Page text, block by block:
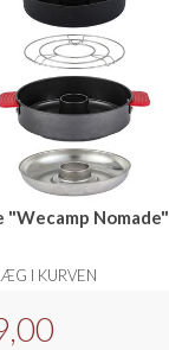
"Wecamp Nomade"
I KURVEN